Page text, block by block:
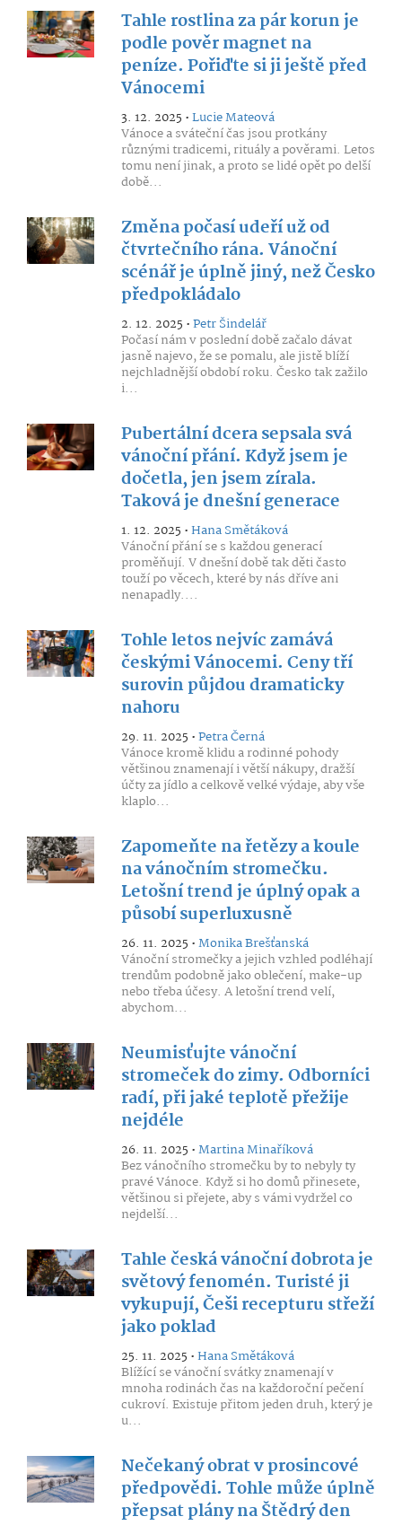
Tahle rostlina za pár korun je
podle pověr magnet na
peníze. Pořiďte si ji ještě před
Vánocemi
3. 12. 2025 •Lucie Mateová
Vánoce a sváteční čas jsou protkány
různými tradicemi, rituály a pověrami. Letos
tomu není jinak, a proto se lidé opět po delší
době...
Změna počasí udeří už od
čtvrtečního rána. Vánoční
scénář je úplně jiný, než Česko
předpokládalo
2. 12. 2025 •Petr Šindelář
Počasí nám v poslední době začalo dávat
jasně najevo, že se pomalu, ale jistě blíží
nejchladnější období roku. Česko tak zažilo
i...
Pubertální dcera sepsala svá
vánoční přání. Když jsem je
dočetla, jen jsem zírala.
Taková je dnešní generace
1. 12. 2025 •Hana Smětáková
Vánoční přání se s každou generací
proměňují. V dnešní době tak děti často
touží po věcech, které by nás dříve ani
nenapadly....
Tohle letos nejvíc zamává
českými Vánocemi. Ceny tří
surovin půjdou dramaticky
nahoru
29. 11. 2025 •Petra Černá
Vánoce kromě klidu a rodinné pohody
většinou znamenají i větší nákupy, dražší
účty za jídlo a celkově velké výdaje, aby vše
klaplo...
Zapomeňte na řetězy a koule
na vánočním stromečku.
Letošní trend je úplný opak a
působí superluxusně
26. 11. 2025 •Monika Brešťanská
Vánoční stromečky a jejich vzhled podléhají
trendům podobně jako oblečení, make-up
nebo třeba účesy. A letošní trend velí,
abychom...
Neumisťujte vánoční
stromeček do zimy. Odborníci
radí, při jaké teplotě přežije
nejdéle
26. 11. 2025 •Martina Minaříková
Bez vánočního stromečku by to nebyly ty
pravé Vánoce. Když si ho domů přinesete,
většinou si přejete, aby s vámi vydržel co
nejdelší...
Tahle česká vánoční dobrota je
světový fenomén. Turisté ji
vykupují, Češi recepturu střeží
jako poklad
25. 11. 2025 •Hana Smětáková
Blížící se vánoční svátky znamenají v
mnoha rodinách čas na každoroční pečení
cukroví. Existuje přitom jeden druh, který je
u...
Nečekaný obrat v prosincové
předpovědi. Tohle může úplně
přepsat plány na Štědrý den